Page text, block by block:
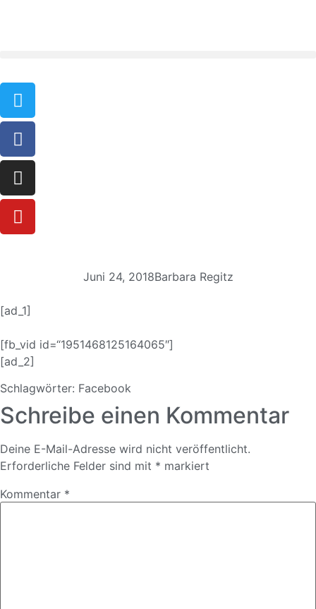
Juni 24, 2018Barbara Regitz
[ad_1]
[fb_vid id=“1951468125164065″]
[ad_2]
Schlagwörter: Facebook
Schreibe einen Kommentar
Deine E-Mail-Adresse wird nicht veröffentlicht.
Erforderliche Felder sind mit * markiert
Kommentar *